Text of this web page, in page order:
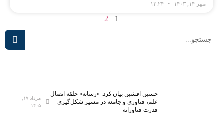
مهر ۱۴, ۱۴۰۳
1
2
حسین افشین بیان کرد: «رسانه» حلقه اتصال
علم، فناوری و جامعه در مسیر شکل‌گیری
قدرت فناورانه
۱۴۰۵